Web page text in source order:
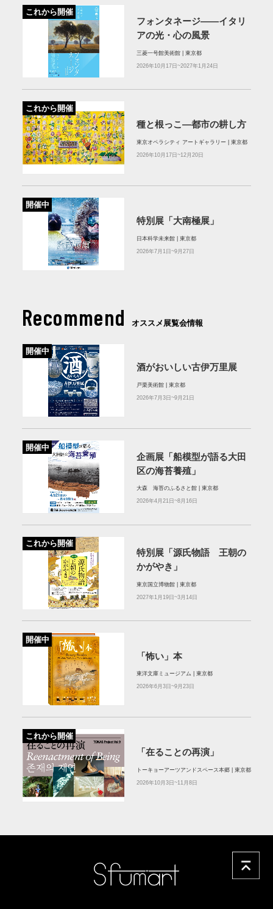
これから開催
フォンタネージ——イタリ
アの光・心の風景
三菱一号館美術館 | 東京都
2026年10月17日~2027年1月24日
これから開催
種と根っこ―都市の耕し方
東京オペラシティ アートギャラリー | 東京都
2026年10月17日~12月20日
開催中
特別展「大南極展」
日本科学未来館 | 東京都
2026年7月1日~9月27日
Recommend オススメ展覧会情報
開催中
酒がおいしい古伊万里展
戸栗美術館 | 東京都
2026年7月3日~9月21日
開催中
企画展「船模型が語る大田
区の海苔養殖」
大森 海苔のふるさと館 | 東京都
2026年4月21日~8月16日
これから開催
特別展「源氏物語 王朝の
かがやき」
東京国立博物館 | 東京都
2027年1月19日~3月14日
開催中
「怖い」本
東洋文庫ミュージアム | 東京都
2026年6月3日~9月23日
これから開催
「在ることの再演」
トーキョーアーツアンドスペース本郷 | 東京都
2026年10月3日~11月8日